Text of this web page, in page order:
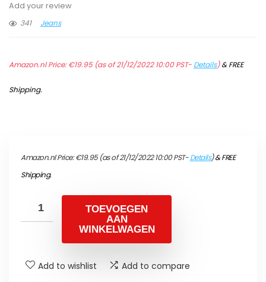
Add your review
341
Jeans
Amazon.nl Price:€19.95(as of 21/12/2022 10:00 PST- Details)&FREE
Shipping.
Amazon.nl Price:€19.95(as of 21/12/2022 10:00 PST-Details)&FREE
Shipping.
TOEVOEGEN
AAN
WINKELWAGEN
Add to wishlist Add to compare